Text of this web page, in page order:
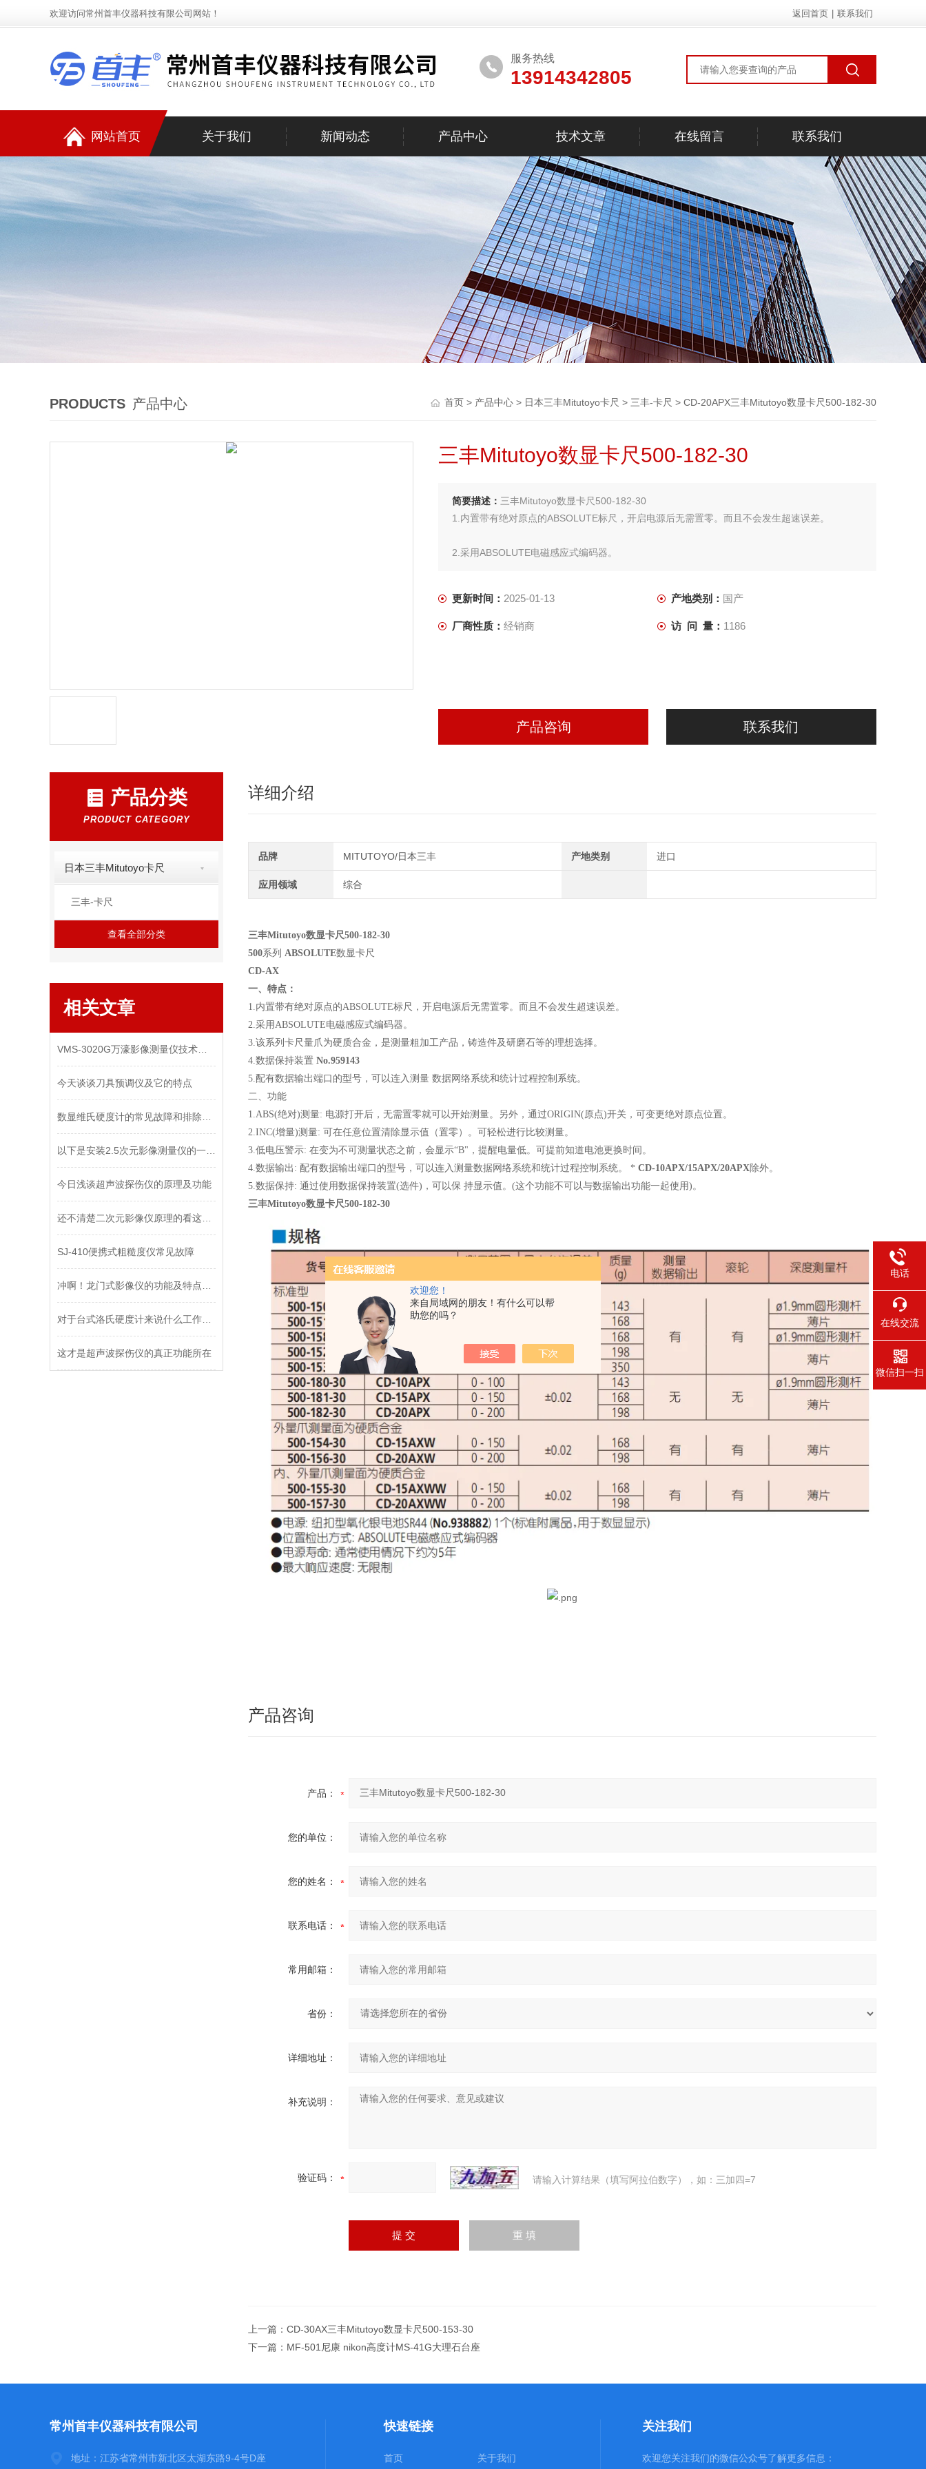
欢迎您！
来自局域网的朋友！有什么可以帮
助您的吗？
欢迎访问常州首丰仪器科技有限公司网站！ 返回首页 联系我们
服务热线
13914342805
网站首页 关于我们 新闻动态 产品中心 技术文章 在线留言 联系我们
PRODUCTS 产品中心 首页 > 产品中心 > 日本三丰Mitutoyo卡尺 > 三丰-卡尺 > CD-20APX三丰Mitutoyo数显卡尺500-182-30
三丰Mitutoyo数显卡尺500-182-30
简要描述： 三丰Mitutoyo数显卡尺500-182-30
1.内置带有绝对原点的ABSOLUTE标尺，开启电源后无需置零。而且不会发生超速误差。
2.采用ABSOLUTE电磁感应式编码器。
更新时间： 2025-01-13 产地类别： 国产
厂商性质： 经销商 访 问 量： 1186
产品咨询 联系我们
产品分类
PRODUCT CATEGORY
日本三丰Mitutoyo卡尺
三丰-卡尺
查看全部分类
相关文章
今天谈谈刀具预调仪及它的特点
今日浅谈超声波探伤仪的原理及功能
SJ-410便携式粗糙度仪常见故障
这才是超声波探伤仪的真正功能所在
详细介绍
品牌 MITUTOYO/日本三丰 产地类别 进口
应用领域 综合
三丰Mitutoyo数显卡尺500-182-30
500系列 ABSOLUTE数显卡尺
CD-AX
一、特点：
1.内置带有绝对原点的ABSOLUTE标尺，开启电源后无需置零。而且不会发生超速误差。
2.采用ABSOLUTE电磁感应式编码器。
3.该系列卡尺量爪为硬质合金，是测量粗加工产品，铸造件及研磨石等的理想选择。
4.数据保持装置 No.959143
5.配有数据输出端口的型号，可以连入测量 数据网络系统和统计过程控制系统。
二、 功能
1.ABS(绝对)测量: 电源打开后，无需置零就可以开始测量。另外，通过ORIGIN(原点)开关，可变更绝对原点位置。
2.INC(增量)测量: 可在任意位置清除显示值（置零）。可轻松进行比较测量。
3.低电压警示: 在变为不可测量状态之前，会显示“B"，提醒电量低。可提前知道电池更换时间。
4.数据输出 : 配有数据输出端口的型号，可以连入测量数据网络系统和统计过程控制系统。 * CD-10APX/15APX/20APX除外。
5.数据保持: 通过使用数据保持装置(选件) ，可以保 持显示值。 (这个功能不可以与数据输出功能一起使用)。
三丰Mitutoyo数显卡尺500-182-30
产品咨询
产品：
您的单位：
您的姓名：
联系电话：
常用邮箱：
省份：
详细地址：
补充说明：
验证码： 请输入计算结果（填写阿拉伯数字），如：三加四=7
上一篇： CD-30AX三丰Mitutoyo数显卡尺500-153-30
下一篇： MF-501尼康 nikon高度计MS-41G大理石台座
常州首丰仪器科技有限公司
地址：江苏省常州市新北区太湖东路9-4号D座
快速链接
首页 关于我们
关注我们
欢迎您关注我们的微信公众号了解更多信息：
电话
在线交流
微信扫一扫